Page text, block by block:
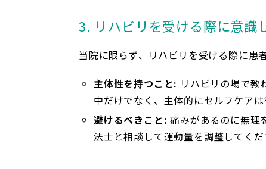
3. リハビリを受ける際に意識
当院に限らず、リハビリを受ける際に患
主体性を持つこと: リハビリの場で教
中だけでなく、主体的にセルフケアは
避けるべきこと: 痛みがあるのに無理
法士と相談して運動量を調整してくだ